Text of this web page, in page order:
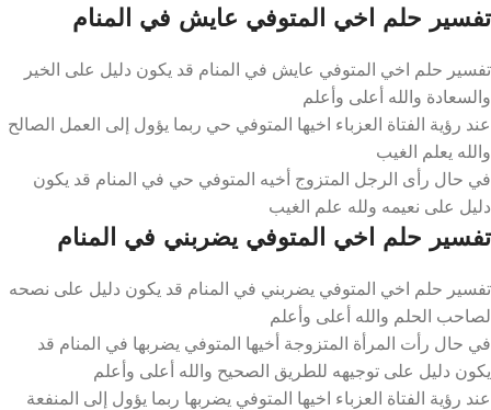
تفسير حلم اخي المتوفي عايش في المنام
تفسير حلم اخي المتوفي عايش في المنام قد يكون دليل على الخير
والسعادة والله أعلى وأعلم
عند رؤية الفتاة العزباء اخيها المتوفي حي ربما يؤول إلى العمل الصالح
والله يعلم الغيب
في حال رأى الرجل المتزوج أخيه المتوفي حي في المنام قد يكون
دليل على نعيمه ولله علم الغيب
تفسير حلم اخي المتوفي يضربني في المنام
تفسير حلم اخي المتوفي يضربني في المنام قد يكون دليل على نصحه
لصاحب الحلم والله أعلى وأعلم
في حال رأت المرأة المتزوجة أخيها المتوفي يضربها في المنام قد
يكون دليل على توجيهه للطريق الصحيح والله أعلى وأعلم
عند رؤية الفتاة العزباء اخيها المتوفي يضربها ربما يؤول إلى المنفعة